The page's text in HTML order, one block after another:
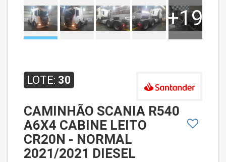
+19
LOTE: 30
CAMINHÃO SCANIA R540
A6X4 CABINE LEITO
CR20N - NORMAL
2021/2021 DIESEL